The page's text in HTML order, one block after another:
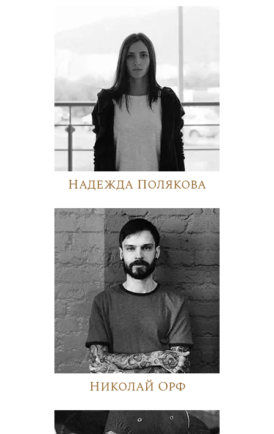
Надежда Полякова
Николай Орф